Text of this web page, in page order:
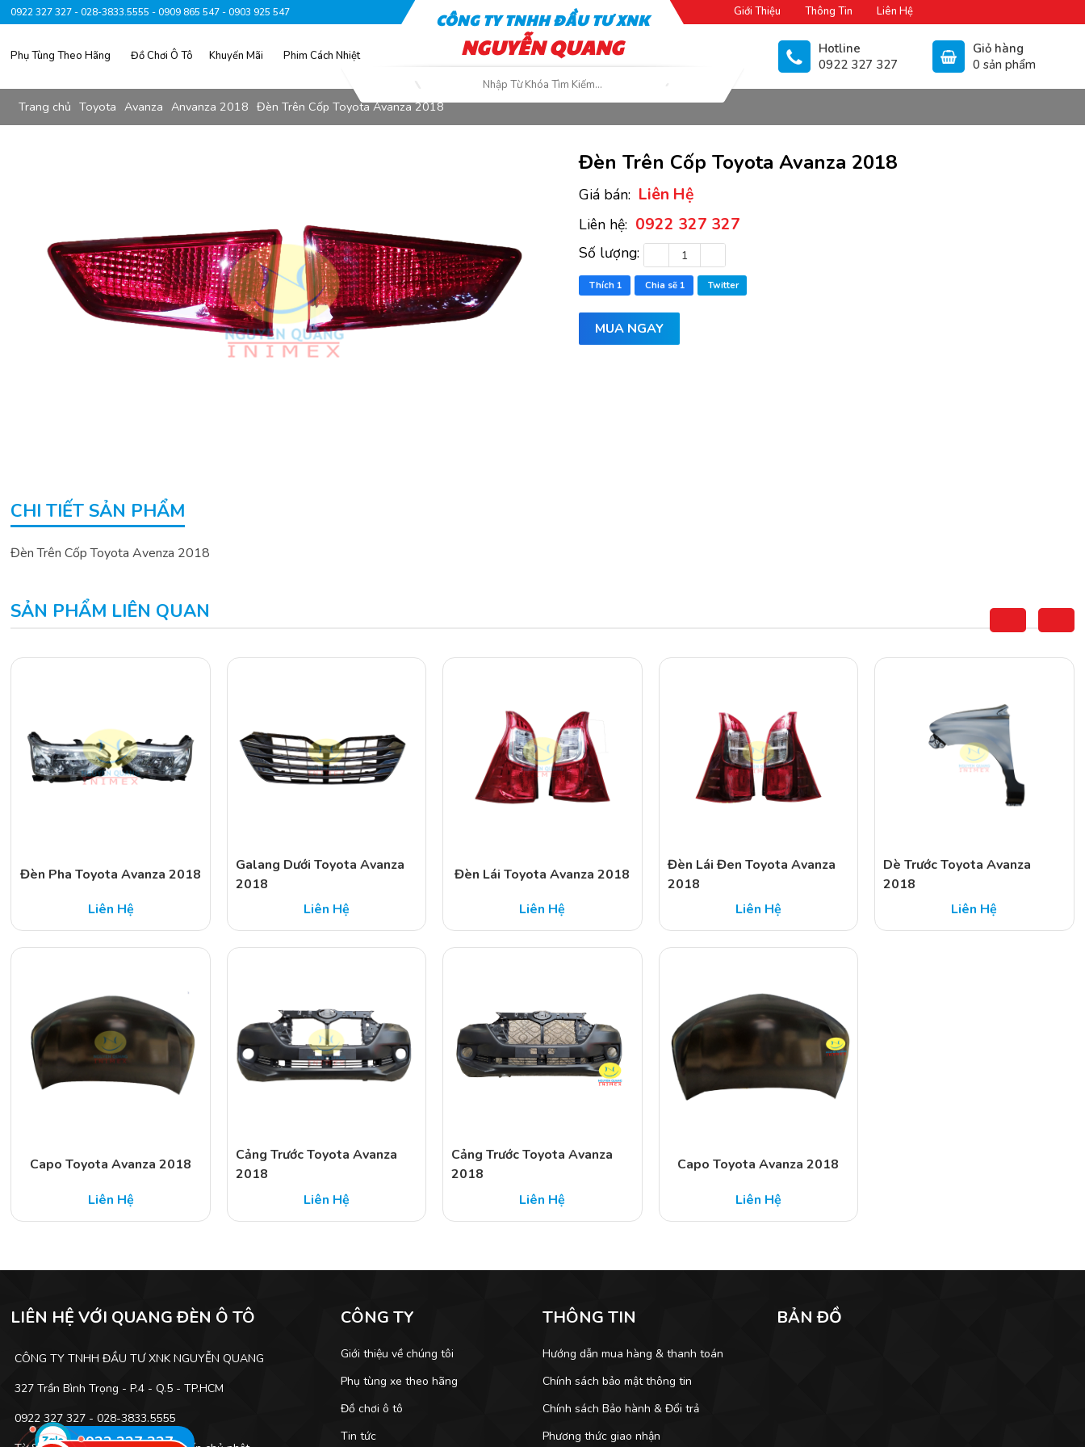
0922 327 327 - 028-3833.5555 - 0909 865 547 - 0903 925 547 Giới Thiệu Thông Tin Liên Hệ
Phụ Tùng Theo Hãng Đồ Chơi Ô Tô Khuyến Mãi Phim Cách Nhiệt
CÔNG TY TNHH ĐẦU TƯ XNK
NGUYỄN QUANG
Hotline
0922 327 327
Giỏ hàng
0 sản phẩm
Trang chủ Toyota Avanza Anvanza 2018 Đèn Trên Cốp Toyota Avanza 2018
Đèn Trên Cốp Toyota Avanza 2018
Giá bán: Liên Hệ
Liên hệ: 0922 327 327
Số lượng:
Thích 1 Chia sẽ 1 Twitter
MUA NGAY
CHI TIẾT SẢN PHẨM
Đèn Trên Cốp Toyota Avenza 2018
SẢN PHẨM LIÊN QUAN
Đèn Pha Toyota Avanza 2018
Liên Hệ
Galang Dưới Toyota Avanza
2018
Liên Hệ
Đèn Lái Toyota Avanza 2018
Liên Hệ
Đèn Lái Đen Toyota Avanza
2018
Liên Hệ
Dè Trước Toyota Avanza
2018
Liên Hệ
Capo Toyota Avanza 2018
Liên Hệ
Cảng Trước Toyota Avanza
2018
Liên Hệ
Cảng Trước Toyota Avanza
2018
Liên Hệ
Capo Toyota Avanza 2018
Liên Hệ
LIÊN HỆ VỚI QUANG ĐÈN Ô TÔ
CÔNG TY TNHH ĐẦU TƯ XNK NGUYỄN QUANG
327 Trần Bình Trọng - P.4 - Q.5 - TP.HCM
0922 327 327 - 028-3833.5555
CÔNG TY
Giới thiệu về chúng tôi
Phụ tùng xe theo hãng
Đồ chơi ô tô
Tin tức
THÔNG TIN
Hướng dẫn mua hàng & thanh toán
Chính sách bảo mật thông tin
Chính sách Bảo hành & Đổi trả
Phương thức giao nhận
BẢN ĐỒ
0922 327 327